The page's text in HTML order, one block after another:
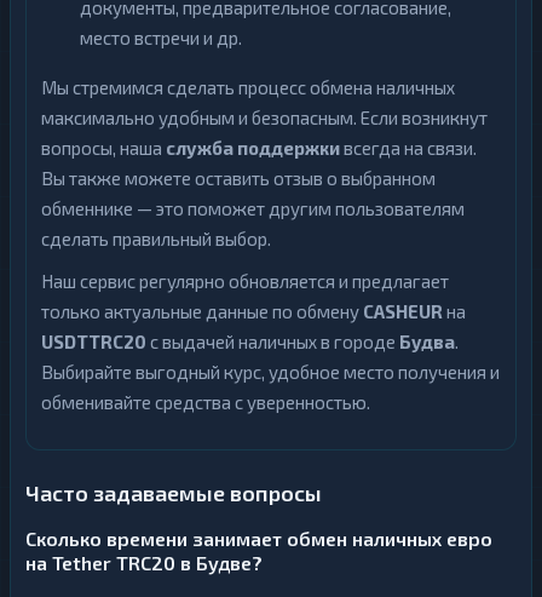
документы, предварительное согласование,
место встречи и др.
Мы стремимся сделать процесс обмена наличных
максимально удобным и безопасным. Если возникнут
вопросы, наша служба поддержкивсегда на связи.
Вы также можете оставить отзыв о выбранном
обменнике — это поможет другим пользователям
сделать правильный выбор.
Наш сервис регулярно обновляется и предлагает
только актуальные данные по обмену CASHEUR на
USDTTRC20 с выдачей наличных в городе Будва.
Выбирайте выгодный курс, удобное место получения и
обменивайте средства с уверенностью.
Часто задаваемые вопросы
Сколько времени занимает обмен наличных евро
на Tether TRC20 в Будве?